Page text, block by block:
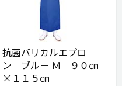
抗菌バリカルエプロ
ン ブルー Ｍ ９０㎝
×１１５㎝